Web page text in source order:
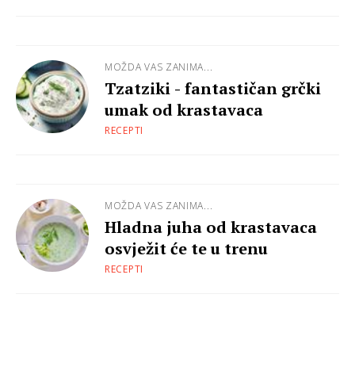
MOŽDA VAS ZANIMA...
Tzatziki - fantastičan grčki
umak od krastavaca
RECEPTI
MOŽDA VAS ZANIMA...
Hladna juha od krastavaca
osvježit će te u trenu
RECEPTI